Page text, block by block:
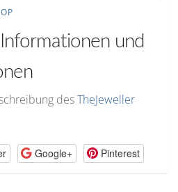
Informationen und
desTheJeweller
Google+ Pinterest